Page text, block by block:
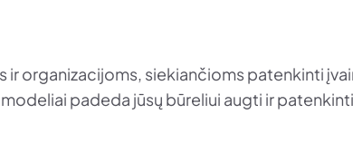
organizacijoms, siekiančioms patenkinti
padeda jūsų būreliui augti ir patenkinti